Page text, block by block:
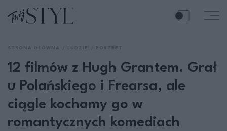
12 filmów z Hugh Grantem. Grał
u Polańskiego i Frearsa, ale
ciągle kochamy go w
romantycznych komediach